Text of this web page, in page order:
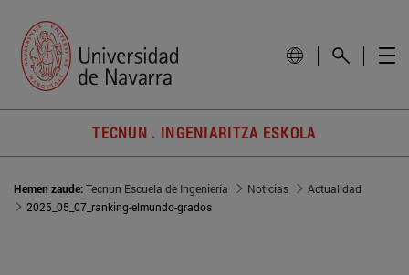
TECNUN . INGENIARITZA ESKOLA
Hemen zaude:Tecnun Escuela de Ingeniería Noticias
Actualidad
2025_05_07_ranking-elmundo-grados